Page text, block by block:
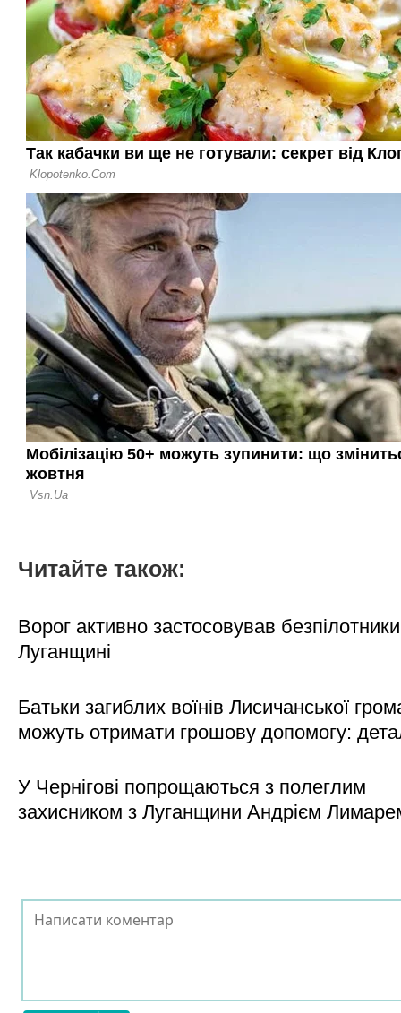
Читайте також:
Ворог активно застосовував
Луганщині
Батьки загиблих воїнів Лисичанської
можуть отримати грошову допомогу:
У Чернігові попрощаються з полеглим
захисником з Луганщини Андрієм